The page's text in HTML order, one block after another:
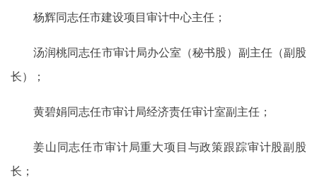
杨辉同志任市建设项目审计中心主任；
汤润桃同志任市审计局办公室（秘书股）副主任（副股
长）；
黄碧娟同志任市审计局经济责任审计室副主任；
姜山同志任市审计局重大项目与政策跟踪审计股副股
长；